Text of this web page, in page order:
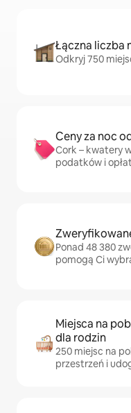
Łączna liczba
Odkryj 750
Ceny za noc
Cork – kwatery
podatków i
Ponad 48 380
pomogą Ci
Miejsca na
dla rodzin
250 miejsc na
przestrzeń i